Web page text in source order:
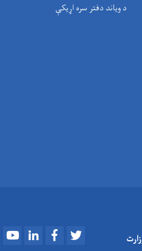
د وياند دفتر سره اړیکې
YoutubeLinkedInFacebook